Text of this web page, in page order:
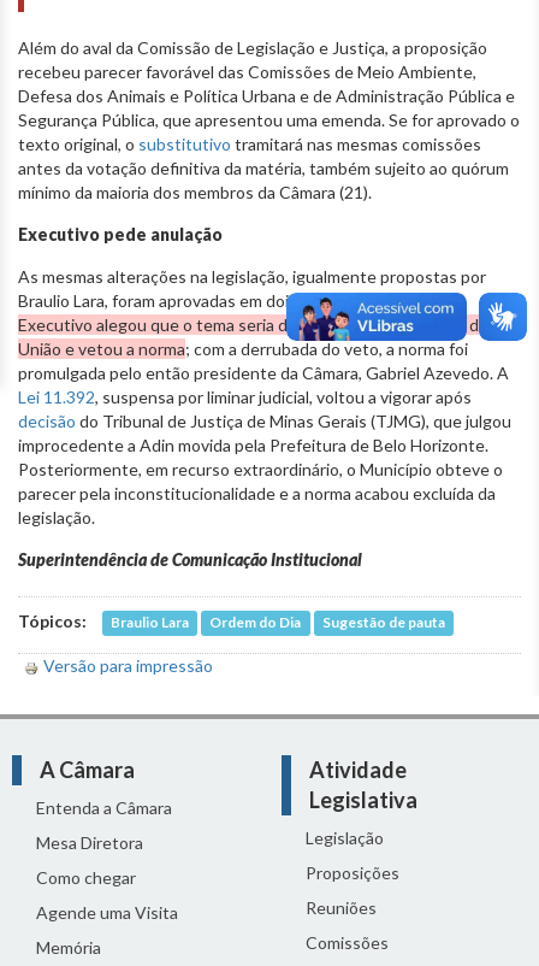
Além do aval da Comissão de Legislação e Justiça, a proposição
recebeu parecer favorável das Comissões de Meio Ambiente,
Defesa dos Animais e Política Urbana e de Administração Pública e
Segurança Pública, que apresentou uma emenda. Se for aprovado o
texto original, o substitutivo tramitará nas mesmas comissões
antes da votação definitiva da matéria, também sujeito ao quórum
mínimo da maioria dos membros da Câmara (21).
Executivo pede anulação
As mesmas alterações na legislação, igualmente propostas por
Braulio Lara, foram aprovadas em dois turnos na Câmara; o
Executivo alegou que o tema seria de competência privativa da
União e vetou a norma; com a derrubada do veto, a norma foi
promulgada pelo então presidente da Câmara, Gabriel Azevedo. A
Lei 11.392, suspensa por liminar judicial, voltou a vigorar após
decisão do Tribunal de Justiça de Minas Gerais (TJMG), que julgou
improcedente a Adin movida pela Prefeitura de Belo Horizonte.
Posteriormente, em recurso extraordinário, o Município obteve o
parecer pela inconstitucionalidade e a norma acabou excluída da
legislação.
Superintendência de Comunicação Institucional
Tópicos: Braulio Lara Ordem do Dia Sugestão de pauta
Versão para impressão
A Câmara
Entenda a Câmara
Mesa Diretora
Como chegar
Agende uma Visita
Memória
Atividade
Legislativa
Legislação
Proposições
Reuniões
Comissões